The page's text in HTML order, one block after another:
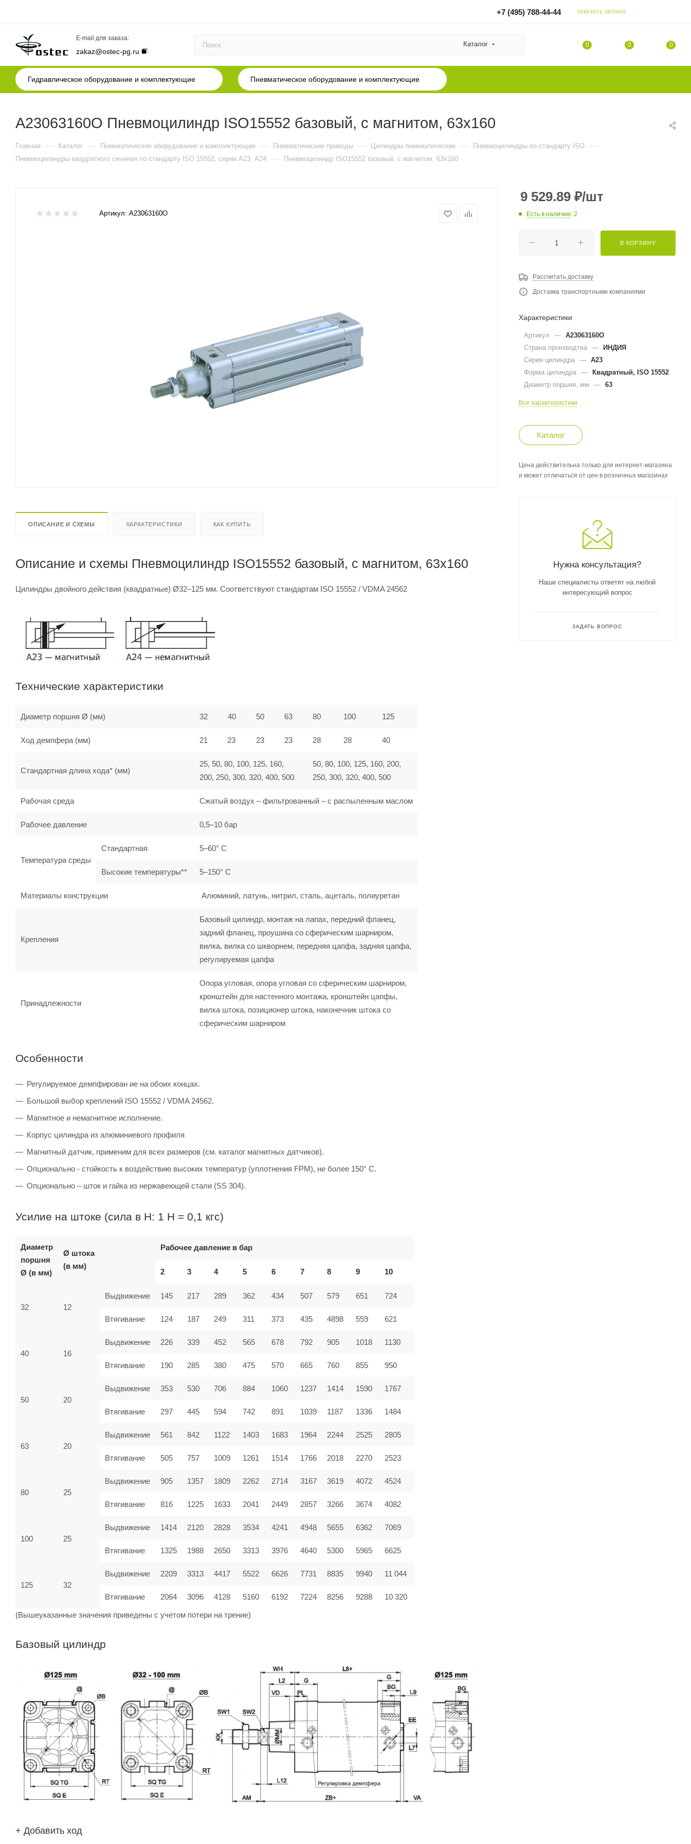
+7 (495) 788-44-44 ЗАКАЗАТЬ ЗВОНОК
E-mail для заказа:
zakaz@ostec-pg.ru
Каталог 0 0 0
Гидравлическое оборудование и комплектующие Пневматическое оборудование и комплектующие
A23063160O Пневмоцилиндр ISO15552 базовый, с магнитом, 63x160
Главная — Каталог — Пневматическое оборудование и комплектующие — Пневматические приводы — Цилиндры пневматические — Пневмоцилиндры по стандарту ISO —
Пневмоцилиндры квадратного сечения по стандарту ISO 15552, серии А23, А24 — Пневмоцилиндр ISO15552 базовый, с магнитом, 63x160
Артикул: A23063160O
ОПИСАНИЕ И СХЕМЫ ХАРАКТЕРИСТИКИ КАК КУПИТЬ
Описание и схемы Пневмоцилиндр ISO15552 базовый, с магнитом, 63x160
Цилиндры двойного действия (квадратные) Ø32–125 мм. Соответствуют стандартам ISO 15552 / VDMA 24562
Технические характеристики
Диаметр поршня Ø (мм) 32 40 50 63 80 100 125
Ход демпфера (мм) 21 23 23 23 28 28 40
Стандартная длина хода* (мм)
25, 50, 80, 100, 125, 160,
200, 250, 300, 320, 400, 500
50, 80, 100, 125, 160, 200,
250, 300, 320, 400, 500
Рабочая среда Сжатый воздух – фильтрованный – с распыленным маслом
Рабочее давление 0,5–10 бар
Температура среды
Стандартная 5–60° C
Высокие температуры** 5–150° C
Материалы конструкции Алюминий, латунь, нитрил, сталь, ацеталь, полиуретан
Крепления
Базовый цилиндр, монтаж на лапах, передний фланец,
задний фланец, проушина со сферическим шарниром,
вилка, вилка со шкворнем, передняя цапфа, задняя цапфа,
регулируемая цапфа
Принадлежности
Опора угловая, опора угловая со сферическим шарниром,
кронштейн для настенного монтажа, кронштейн цапфы,
вилка штока, позиционер штока, наконечник штока со
сферическим шарниром
Особенности
Регулируемое демпфирован ие на обоих концах.
Большой выбор креплений ISO 15552 / VDMA 24562.
Магнитное и немагнитное исполнение.
Корпус цилиндра из алюминиевого профиля
Магнитный датчик, применим для всех размеров (см. каталог магнитных датчиков).
Опционально - стойкость к воздействию высоких температур (уплотнения FPM), не более 150° C.
Опционально – шток и гайка из нержавеющей стали (SS 304).
Усилие на штоке (сила в Н: 1 Н = 0,1 кгс)
Диаметр
поршня
Ø (в мм)
Ø штока
(в мм)
Рабочее давление в бар
2 3 4 5 6 7 8 9 10
32 12
Выдвижение 145 217 289 362 434 507 579 651 724
Втягивание 124 187 249 311 373 435 4898 559 621
40 16
Выдвижение 226 339 452 565 678 792 905 1018 1130
Втягивание 190 285 380 475 570 665 760 855 950
50 20
Выдвижение 353 530 706 884 1060 1237 1414 1590 1767
Втягивание 297 445 594 742 891 1039 1187 1336 1484
63 20
Выдвижение 561 842 1122 1403 1683 1964 2244 2525 2805
Втягивание 505 757 1009 1261 1514 1766 2018 2270 2523
80 25
Выдвижение 905 1357 1809 2262 2714 3167 3619 4072 4524
Втягивание 816 1225 1633 2041 2449 2857 3266 3674 4082
100 25
Выдвижение 1414 2120 2828 3534 4241 4948 5655 6362 7069
Втягивание 1325 1988 2650 3313 3976 4640 5300 5965 6625
125 32
Выдвижение 2209 3313 4417 5522 6626 7731 8835 9940 11 044
Втягивание 2064 3096 4128 5160 6192 7224 8256 9288 10 320
(Вышеуказанные значения приведены с учетом потери на трение)
Базовый цилиндр
+ Добавить ход
9 529.89 ₽/шт
Есть в наличии: 2
В КОРЗИНУ
Рассчитать доставку
Доставка транспортными компаниями
Характеристики
Артикул — A23063160O
Страна производтва — ИНДИЯ
Серия цилиндра — A23
Форма цилиндра — Квадратный, ISO 15552
Диаметр поршня, мм
— 63
Все характеристики
Каталог
Цена действительна только для интернет-магазина
и может отличаться от цен в розничных магазинах
Нужна консультация?
Наши специалисты ответят на любой
интересующий вопрос
ЗАДАТЬ ВОПРОС